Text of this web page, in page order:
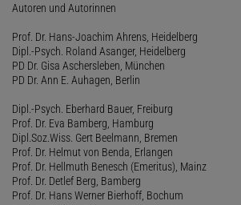
Autoren und Autorinnen
Prof. Dr. Hans-Joachim Ahrens, Heidelberg
Dipl.-Psych. Roland Asanger, Heidelberg
PD Dr. Gisa Aschersleben, München
PD Dr. Ann E. Auhagen, Berlin
Dipl.-Psych. Eberhard Bauer, Freiburg
Prof. Dr. Eva Bamberg, Hamburg
Dipl.Soz.Wiss. Gert Beelmann, Bremen
Prof. Dr. Helmut von Benda, Erlangen
Prof. Dr. Hellmuth Benesch (Emeritus), Mainz
Prof. Dr. Detlef Berg, Bamberg
Prof. Dr. Hans Werner Bierhoff, Bochum